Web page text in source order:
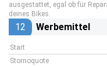
ausgestattet, egal ob für
deines Bikes.
12 Werbemittel
Start
Stornoquote